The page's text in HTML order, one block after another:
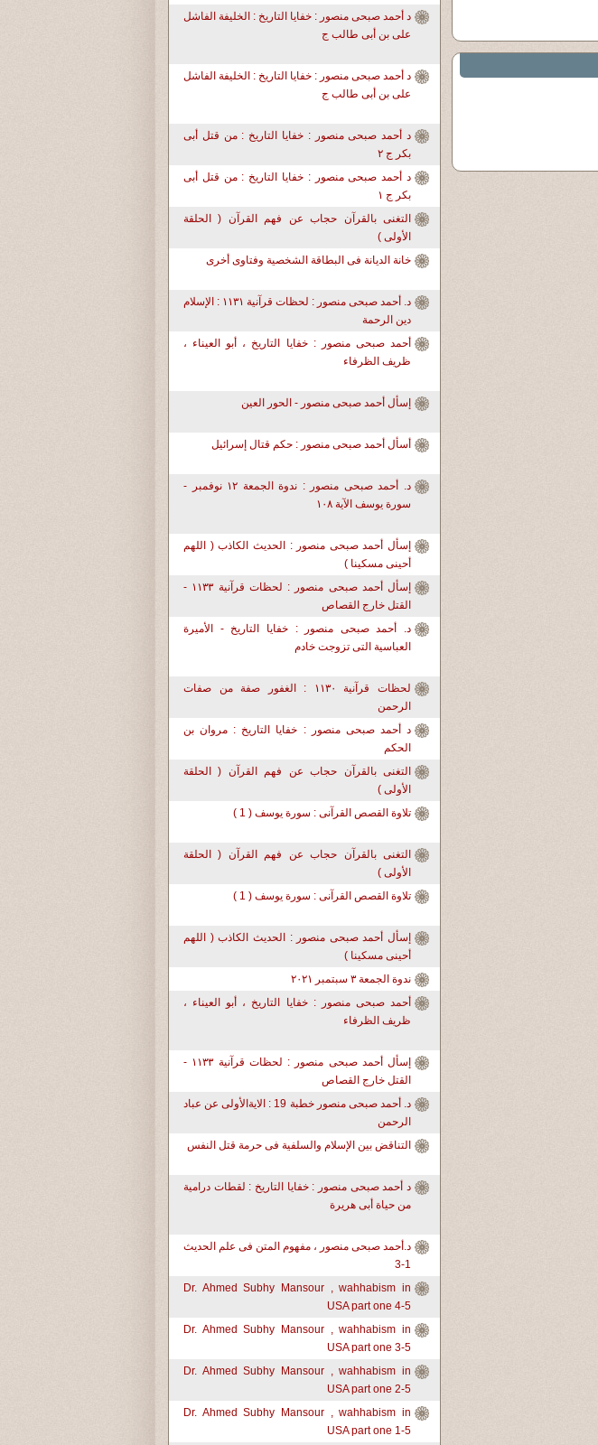
د أحمد صبحى منصور : خفايا التاريخ : الخليفة الفاشل
على بن أبى طالب ج
د أحمد صبحى منصور : خفايا التاريخ : الخليفة الفاشل
على بن أبى طالب ج
د أحمد صبحى منصور : خفايا التاريخ : من قتل أبى
بكر ج ٢
د أحمد صبحى منصور : خفايا التاريخ : من قتل أبى
بكر ج ١
التغنى بالقرآن حجاب عن فهم القرآن ( الحلقة
الأولى )
خانة الديانة فى البطاقة الشخصية وفتاوى أخرى
د. أحمد صبحى منصور : لحظات قرآنية ١١٣١ : الإسلام
دين الرحمة
أحمد صبحى منصور : خفايا التاريخ ، أبو العيناء ،
ظريف الظرفاء
إسأل أحمد صبحى منصور - الحور العين
أسأل أحمد صبحى منصور : حكم قتال إسرائيل
د. أحمد صبحى منصور : ندوة الجمعة ١٢ نوفمبر -
سورة يوسف الآية ١٠٨
إسأل أحمد صبحى منصور : الحديث الكاذب ( اللهم
أحينى مسكينا )
إسأل أحمد صبحى منصور : لحظات قرآنية ١١٣٣ -
القتل خارج القصاص
د. أحمد صبحى منصور : خفايا التاريخ - الأميرة
العباسية التى تزوجت خادم
لحظات قرآنية ١١٣٠ : الغفور صفة من صفات
الرحمن
د أحمد صبحى منصور : خفايا التاريخ : مروان بن
الحكم
التغنى بالقرآن حجاب عن فهم القرآن ( الحلقة
الأولى )
تلاوة القصص القرآنى : سورة يوسف ( 1 )
التغنى بالقرآن حجاب عن فهم القرآن ( الحلقة
الأولى )
تلاوة القصص القرآنى : سورة يوسف ( 1 )
إسأل أحمد صبحى منصور : الحديث الكاذب ( اللهم
أحينى مسكينا )
ندوة الجمعة ٣ سبتمبر ٢٠٢١
أحمد صبحى منصور : خفايا التاريخ ، أبو العيناء ،
ظريف الظرفاء
إسأل أحمد صبحى منصور : لحظات قرآنية ١١٣٣ -
القتل خارج القصاص
د. أحمد صبحى منصور خطبة 19 : الايةالأولى عن عباد
الرحمن
التناقض بين الإسلام والسلفية فى حرمة قتل النفس
د أحمد صبحى منصور : خفايا التاريخ : لقطات درامية
من حياة أبى هريرة
د.أحمد صبحى منصور ، مفهوم المتن فى علم الحديث
1-3
Dr. Ahmed Subhy Mansour , wahhabism in
USA part one 4-5
Dr. Ahmed Subhy Mansour , wahhabism in
USA part one 3-5
Dr. Ahmed Subhy Mansour , wahhabism in
USA part one 2-5
Dr. Ahmed Subhy Mansour , wahhabism in
USA part one 1-5